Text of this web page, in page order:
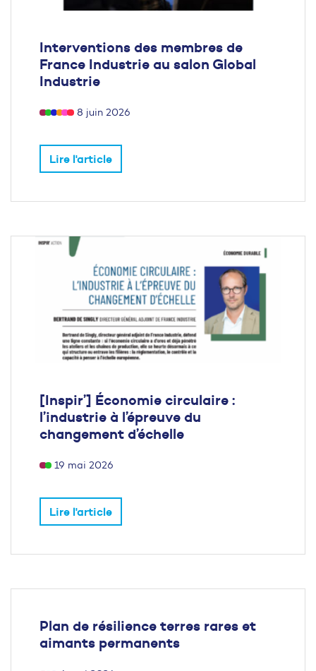
Interventions des membres de
France Industrie au salon Global
Industrie
8 juin 2026
Lire l'article
[Inspir’] Économie circulaire :
l’industrie à l’épreuve du
changement d’échelle
19 mai 2026
Lire l'article
Plan de résilience terres rares et
aimants permanents